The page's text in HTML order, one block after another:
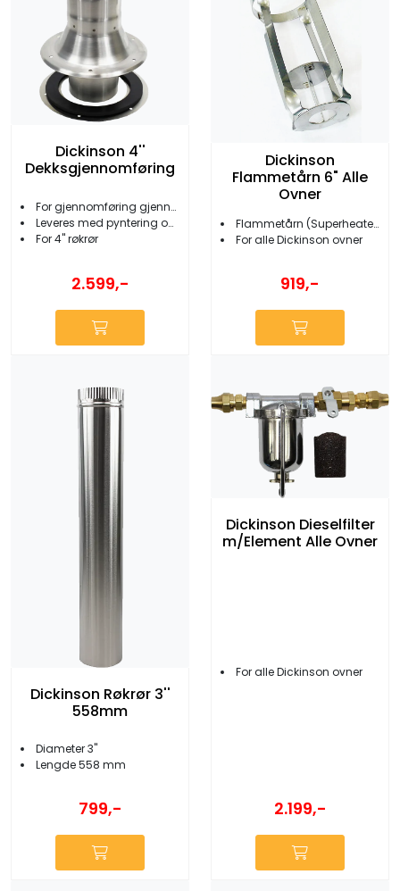
Dickinson 4''
Dekksgjennomføring
For gjennomføring gjennom dekk/tak
Leveres med pyntering og pakning
For 4'' røkrør
2.599,-
Dickinson
Flammetårn 6" Alle
Ovner
Flammetårn (Superheater)
For alle Dickinson ovner
919,-
Dickinson Røkrør 3''
558mm
Diameter 3''
Lengde 558 mm
799,-
Dickinson Dieselfilter
m/Element Alle Ovner
For alle Dickinson ovner
2.199,-